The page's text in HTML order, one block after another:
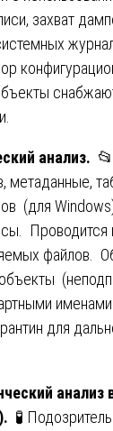
захват
анализ.
метаданные,
(для
файлов.
для
анализ
🧪